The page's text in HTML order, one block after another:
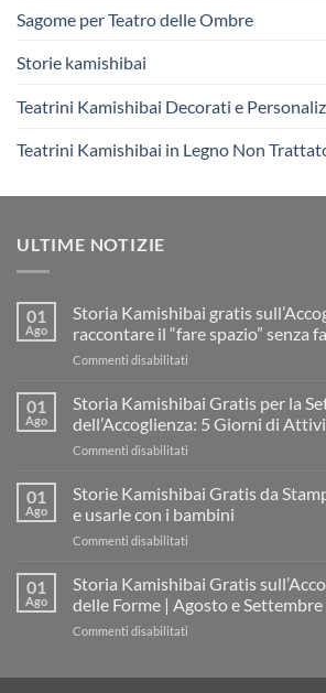
Sagome per Teatro delle Ombre
Storie kamishibai
Teatrini Kamishibai Decorati e
Teatrini Kamishibai in Legno Non
ULTIME NOTIZIE
01
Ago
Storia Kamishibai gratis
raccontare il “fare spazio” senza
Commenti disabilitati
Kamishibai
gratis
sull’Accoglienza:
il
“fare
una
lezione
01
Ago
Storia Kamishibai Gratis per la
dell’Accoglienza: 5 Giorni di
Commenti disabilitati
Kamishibai
Gratis
per
dell’Accoglienza:
Giorni
01
Ago
Storie Kamishibai Gratis da
e usarle con i bambini
Commenti disabilitati
Kamishibai
Gratis
da
01
Ago
Storia Kamishibai Gratis
delle Forme | Agosto e
Commenti disabilitati